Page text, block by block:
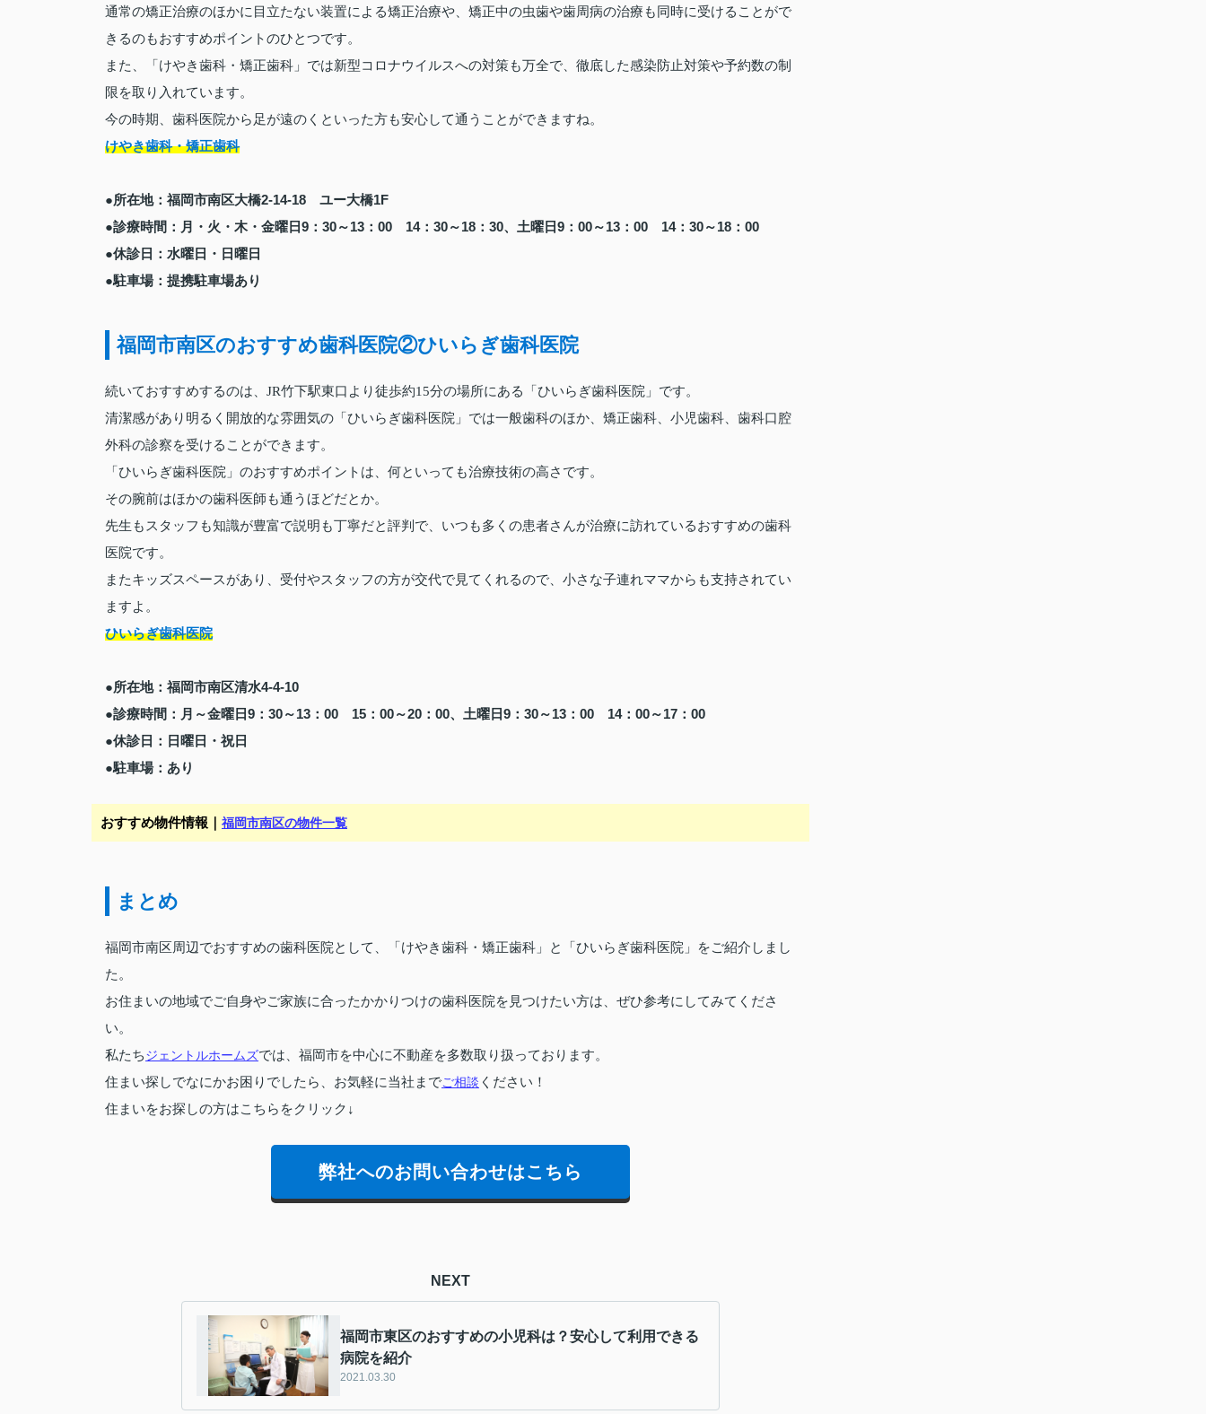
通常の矯正治療のほかに目立たない装置による矯正治療や、矯正中の虫歯や歯周病の治療も同時に受けることがで
きるのもおすすめポイントのひとつです。
また、「けやき歯科・矯正歯科」では新型コロナウイルスへの対策も万全で、徹底した感染防止対策や予約数の制
限を取り入れています。
今の時期、歯科医院から足が遠のくといった方も安心して通うことができますね。
けやき歯科・矯正歯科
●所在地：福岡市南区大橋2-14-18 ユー大橋1F
●診療時間：月・火・木・金曜日9：30～13：00 14：30～18：30、土曜日9：00～13：00 14：30～18：00
●休診日：水曜日・日曜日
●駐車場：提携駐車場あり
福岡市南区のおすすめ歯科医院②ひいらぎ歯科医院
続いておすすめするのは、JR竹下駅東口より徒歩約15分の場所にある「ひいらぎ歯科医院」です。
清潔感があり明るく開放的な雰囲気の「ひいらぎ歯科医院」では一般歯科のほか、矯正歯科、小児歯科、歯科口腔
外科の診察を受けることができます。
「ひいらぎ歯科医院」のおすすめポイントは、何といっても治療技術の高さです。
その腕前はほかの歯科医師も通うほどだとか。
先生もスタッフも知識が豊富で説明も丁寧だと評判で、いつも多くの患者さんが治療に訪れているおすすめの歯科
医院です。
またキッズスペースがあり、受付やスタッフの方が交代で見てくれるので、小さな子連れママからも支持されてい
ますよ。
ひいらぎ歯科医院
●所在地：福岡市南区清水4-4-10
●診療時間：月～金曜日9：30～13：00 15：00～20：00、土曜日9：30～13：00 14：00～17：00
●休診日：日曜日・祝日
●駐車場：あり
おすすめ物件情報｜ 福岡市南区の物件一覧
まとめ
福岡市南区周辺でおすすめの歯科医院として、「けやき歯科・矯正歯科」と「ひいらぎ歯科医院」をご紹介しまし
た。
お住まいの地域でご自身やご家族に合ったかかりつけの歯科医院を見つけたい方は、ぜひ参考にしてみてくださ
い。
私たちジェントルホームズでは、福岡市を中心に不動産を多数取り扱っております。
住まい探しでなにかお困りでしたら、お気軽に当社までご相談 ください！
住まいをお探しの方はこちらをクリック↓
弊社へのお問い合わせはこちら
NEXT
福岡市東区のおすすめの小児科は？安心して利用できる
病院を紹介
2021.03.30